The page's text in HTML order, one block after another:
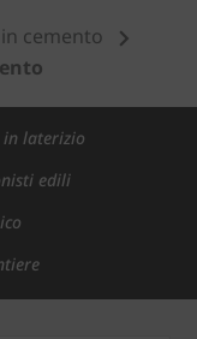
cemento
laterizio
edili